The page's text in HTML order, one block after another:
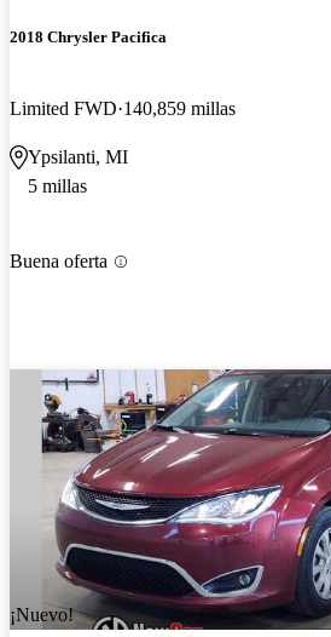
2018 Chrysler Pacifica
Limited FWD 140,859 millas
Ypsilanti, MI
5 millas
Buena oferta
¡Nuevo!